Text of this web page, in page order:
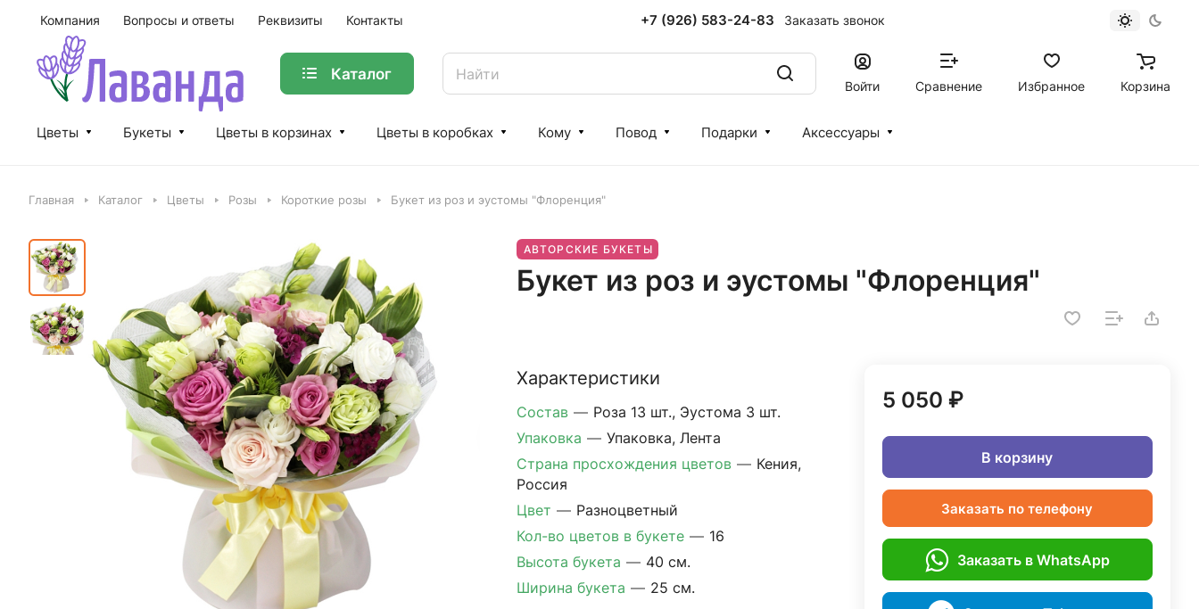
Компания Вопросы и ответы Реквизиты Контакты +7 (926) 583-24-83 Заказать звонок
Каталог
Войти Сравнение Избранное Корзина
Цветы Букеты Цветы в корзинах Цветы в коробках Кому Повод Подарки Аксессуары
Главная Каталог Цветы Розы Короткие розы Букет из роз и эустомы "Флоренция"
АВТОРСКИЕ БУКЕТЫ
Букет из роз и эустомы "Флоренция"
Характеристики
Состав — Роза 13 шт., Эустома 3 шт.
Упаковка — Упаковка, Лента
Страна просхождения цветов — Кения,
Россия
Цвет — Разноцветный
Кол-во цветов в букете — 16
Высота букета — 40 см.
Ширина букета — 25 см.
5 050 ₽
В корзину
Заказать по телефону
Заказать в WhatsApp